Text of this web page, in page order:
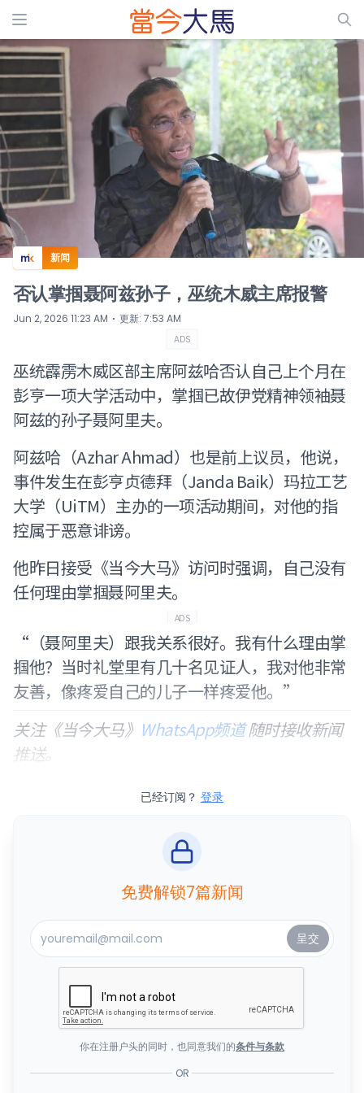
ADS
新闻
否认掌掴聂阿兹孙子，巫统木威主席报警
Jun 2, 2026 11:23 AM ⋅ 更新: 7:53 AM
ADS
巫统霹雳木威区部主席阿兹哈否认自己上个月在
彭亨一项大学活动中，掌掴已故伊党精神领袖聂
阿兹的孙子聂阿里夫。
阿兹哈（Azhar Ahmad）也是前上议员，他说，
事件发生在彭亨贞德拜（Janda Baik）玛拉工艺
大学（UiTM）主办的一项活动期间，对他的指
控属于恶意诽谤。
他昨日接受《当今大马》访问时强调，自己没有
任何理由掌掴聂阿里夫。
ADS
“（聂阿里夫）跟我关系很好。我有什么理由掌
掴他？当时礼堂里有几十名见证人，我对他非常
友善，像疼爱自己的儿子一样疼爱他。”
关注《当今大马》 WhatsApp频道随时接收新闻
推送。
已经订阅？ 登录
免费解锁7篇新闻
你在注册户头的同时，也同意我们的条件与条款
OR